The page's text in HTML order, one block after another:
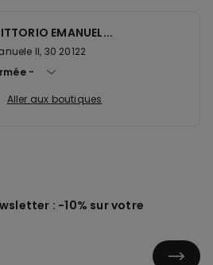
EMANUEL...
II, 30 20122
Aller aux boutiques
: -10% sur votre